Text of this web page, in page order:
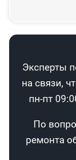
Эксперты
на связи,
пн-пт
По
ремонта